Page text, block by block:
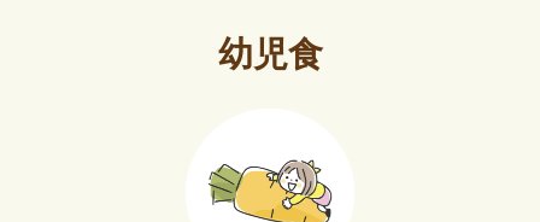
幼児食